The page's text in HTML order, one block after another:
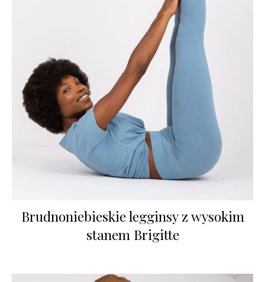
Brudnoniebieskie legginsy z wysokim
stanem Brigitte